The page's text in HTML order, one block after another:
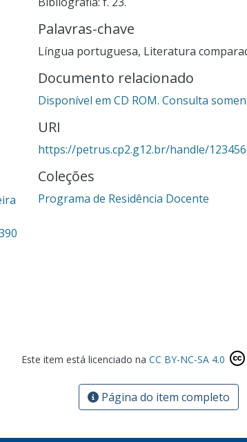
Palavras-chave
Língua portuguesa, Literatura
Documento relacionado
Disponível em CD ROM. Consulta
URI
https://petrus.cp2.g12.br/handle/
Coleções
Programa de Residência Docente
Este item está licenciado na CC BY-NC-SA 4.0
Página do item completo